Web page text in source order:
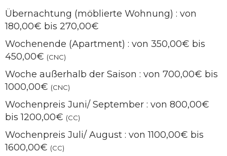
Übernachtung (möblierte Wohnung) : von
180,00€ bis 270,00€
Wochenende (Apartment) : von 350,00€ bis
450,00€ (CNC)
Woche außerhalb der Saison : von 700,00€ bis
1000,00€ (CNC)
Wochenpreis Juni/ September : von 800,00€
bis 1200,00€ (CC)
Wochenpreis Juli/ August : von 1100,00€ bis
1600,00€ (CC)